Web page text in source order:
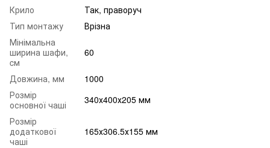
Крило
Так, праворуч
Тип монтажу
Врізна
Мінімальна
ширина шафи,
cм
60
Довжина, мм
1000
Розмір
основної чаші
340х400х205 мм
Розмір
додаткової
чаші
165х306.5х155 мм